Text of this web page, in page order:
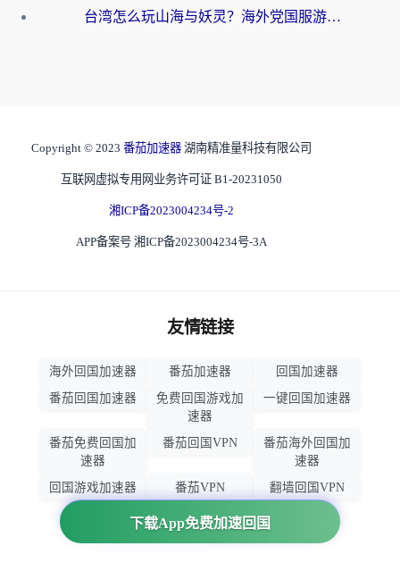
台湾怎么玩山海与妖灵？海外党国服游戏加速全攻略，告别延迟卡顿
下载App免费加速回国
Copyright © 2023 番茄加速器 湖南精准量科技有限公司
互联网虚拟专用网业务许可证 B1-20231050
湘ICP备2023004234号-2
APP备案号 湘ICP备2023004234号-3A
友情链接
海外回国加速器 番茄加速器
回国加速器
番茄回国加速器
免费回国游戏加
速器
一键回国加速器
番茄免费回国加
速器
番茄回国VPN
番茄海外回国加
速器
回国游戏加速器
番茄VPN
翻墙回国VPN
归雁加速器
回国VPN推荐